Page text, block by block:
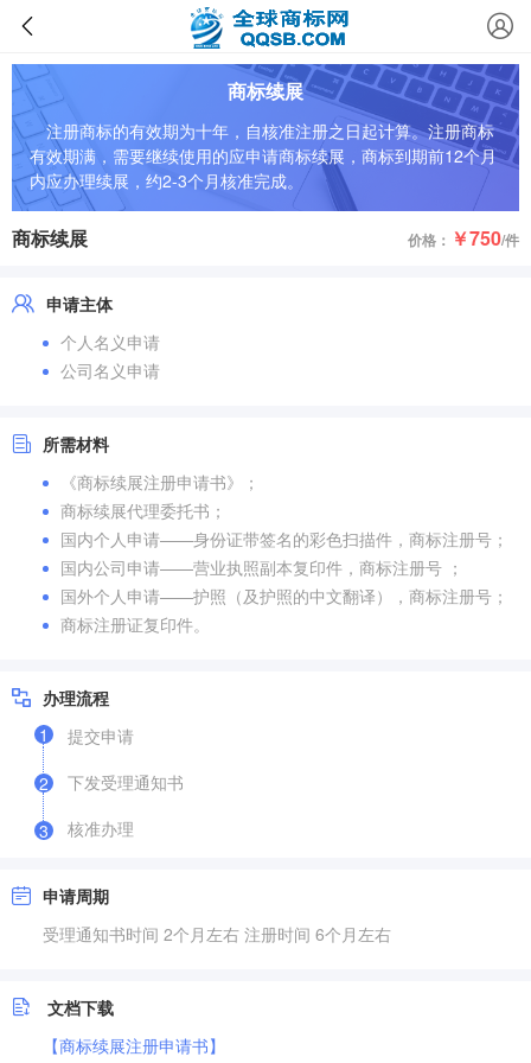
商标续展
注册商标的有效期为十年，自核准注册之日起计算。注册商标
有效期满，需要继续使用的应申请商标续展，商标到期前12个月
内应办理续展，约2-3个月核准完成。
商标续展 价格： ￥750/件
申请主体
个人名义申请
公司名义申请
所需材料
《商标续展注册申请书》；
商标续展代理委托书；
国内个人申请——身份证带签名的彩色扫描件，商标注册号；
国内公司申请——营业执照副本复印件，商标注册号 ；
国外个人申请——护照（及护照的中文翻译），商标注册号；
商标注册证复印件。
办理流程
1
提交申请
2
下发受理通知书
3 核准办理
申请周期
受理通知书时间 2个月左右 注册时间 6个月左右
文档下载
【商标续展注册申请书】